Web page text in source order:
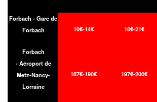
Forbach - Gare de
Forbach
10€-14€ 18€-21€
Forbach
- Aéroport de
Metz-Nancy-
Lorraine
187€-190€ 197€-200€